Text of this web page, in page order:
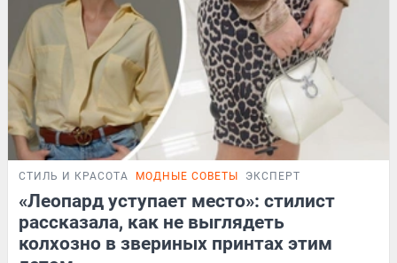
СТИЛЬ И КРАСОТА МОДНЫЕ СОВЕТЫ ЭКСПЕРТ
«Леопард уступает место»: стилист
рассказала, как не выглядеть
колхозно в звериных принтах этим